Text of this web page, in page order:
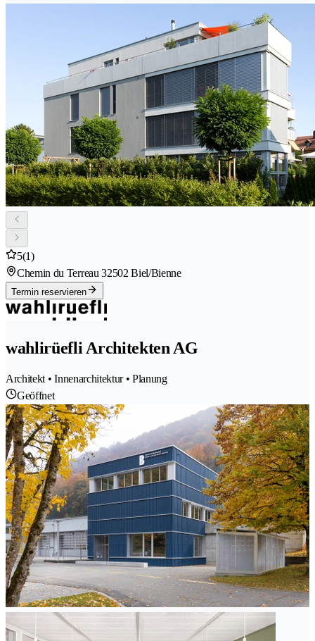
5(1)
Chemin du Terreau 32502 Biel/Bienne
Termin reservieren
wahlirüefli Architekten AG
Architekt • Innenarchitektur • Planung
Geöffnet